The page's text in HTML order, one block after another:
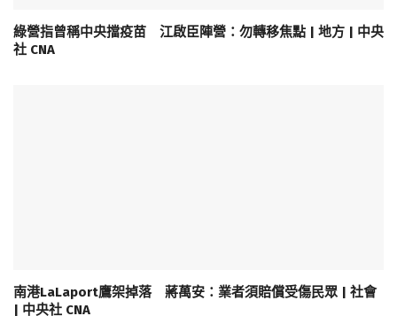
綠營指曾稱中央擋疫苗 江啟臣陣營：勿轉移焦點 | 地方 | 中央
社 CNA
南港LaLaport鷹架掉落 蔣萬安：業者須賠償受傷民眾 | 社會
| 中央社 CNA